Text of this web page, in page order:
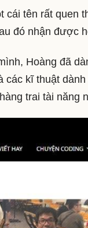
cái tên rất quen
đó nhận được
Hoàng đã
các kĩ thuật
trai tài năng